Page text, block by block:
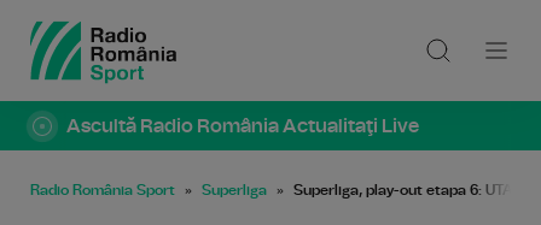
Ascultă Radio România Actualitaţi Live
Radio România Sport Superliga Superliga, play-out etapa 6: UTA